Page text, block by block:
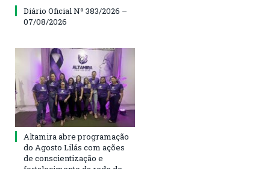
Diário Oficial Nº 383/2026 –
07/08/2026
Altamira abre programação
do Agosto Lilás com ações
de conscientização e